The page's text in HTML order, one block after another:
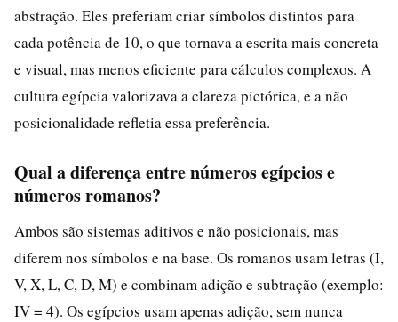
abstração. Eles preferiam criar símbolos distintos para
cada potência de 10, o que tornava a escrita mais concreta
e visual, mas menos eficiente para cálculos complexos. A
cultura egípcia valorizava a clareza pictórica, e a não
posicionalidade refletia essa preferência.
Qual a diferença entre números egípcios e
números romanos?
Ambos são sistemas aditivos e não posicionais, mas
diferem nos símbolos e na base. Os romanos usam letras (I,
V, X, L, C, D, M) e combinam adição e subtração (exemplo:
IV = 4). Os egípcios usam apenas adição, sem nunca